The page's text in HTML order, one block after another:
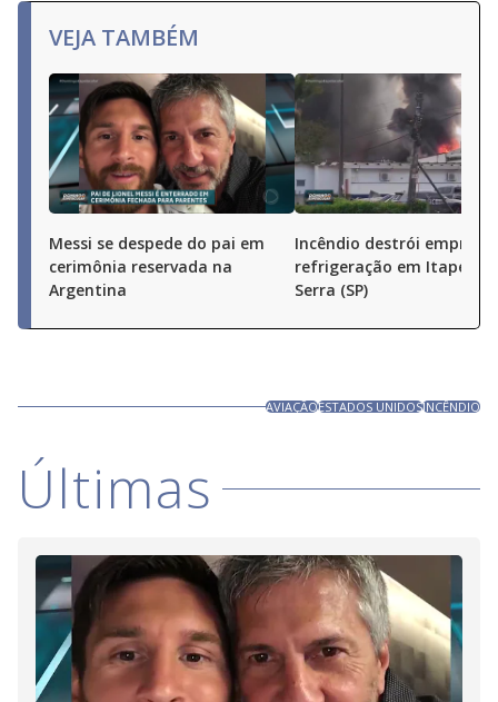
VEJA TAMBÉM
Messi se despede do pai em
cerimônia reservada na
Argentina
Incêndio destrói empresa
refrigeração em
Serra (SP)
AVIAÇÃOESTADOS UNIDOSINCÊNDIO
Últimas